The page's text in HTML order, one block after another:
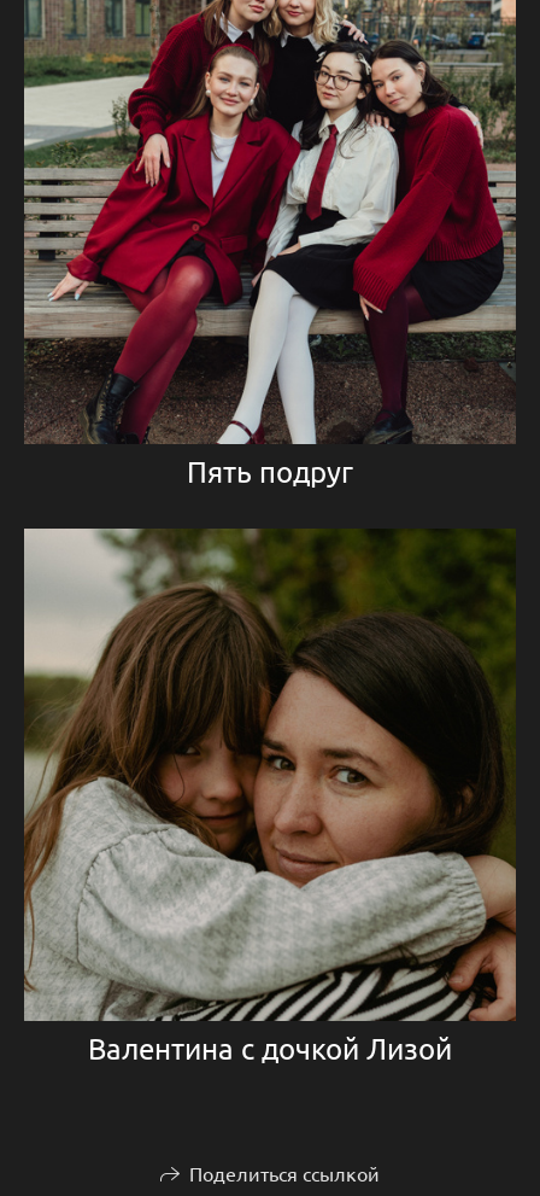
Пять подруг
Валентина с дочкой Лизой
Поделиться ссылкой